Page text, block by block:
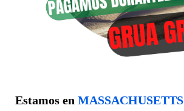
Estamos en MASSACHUSETTS